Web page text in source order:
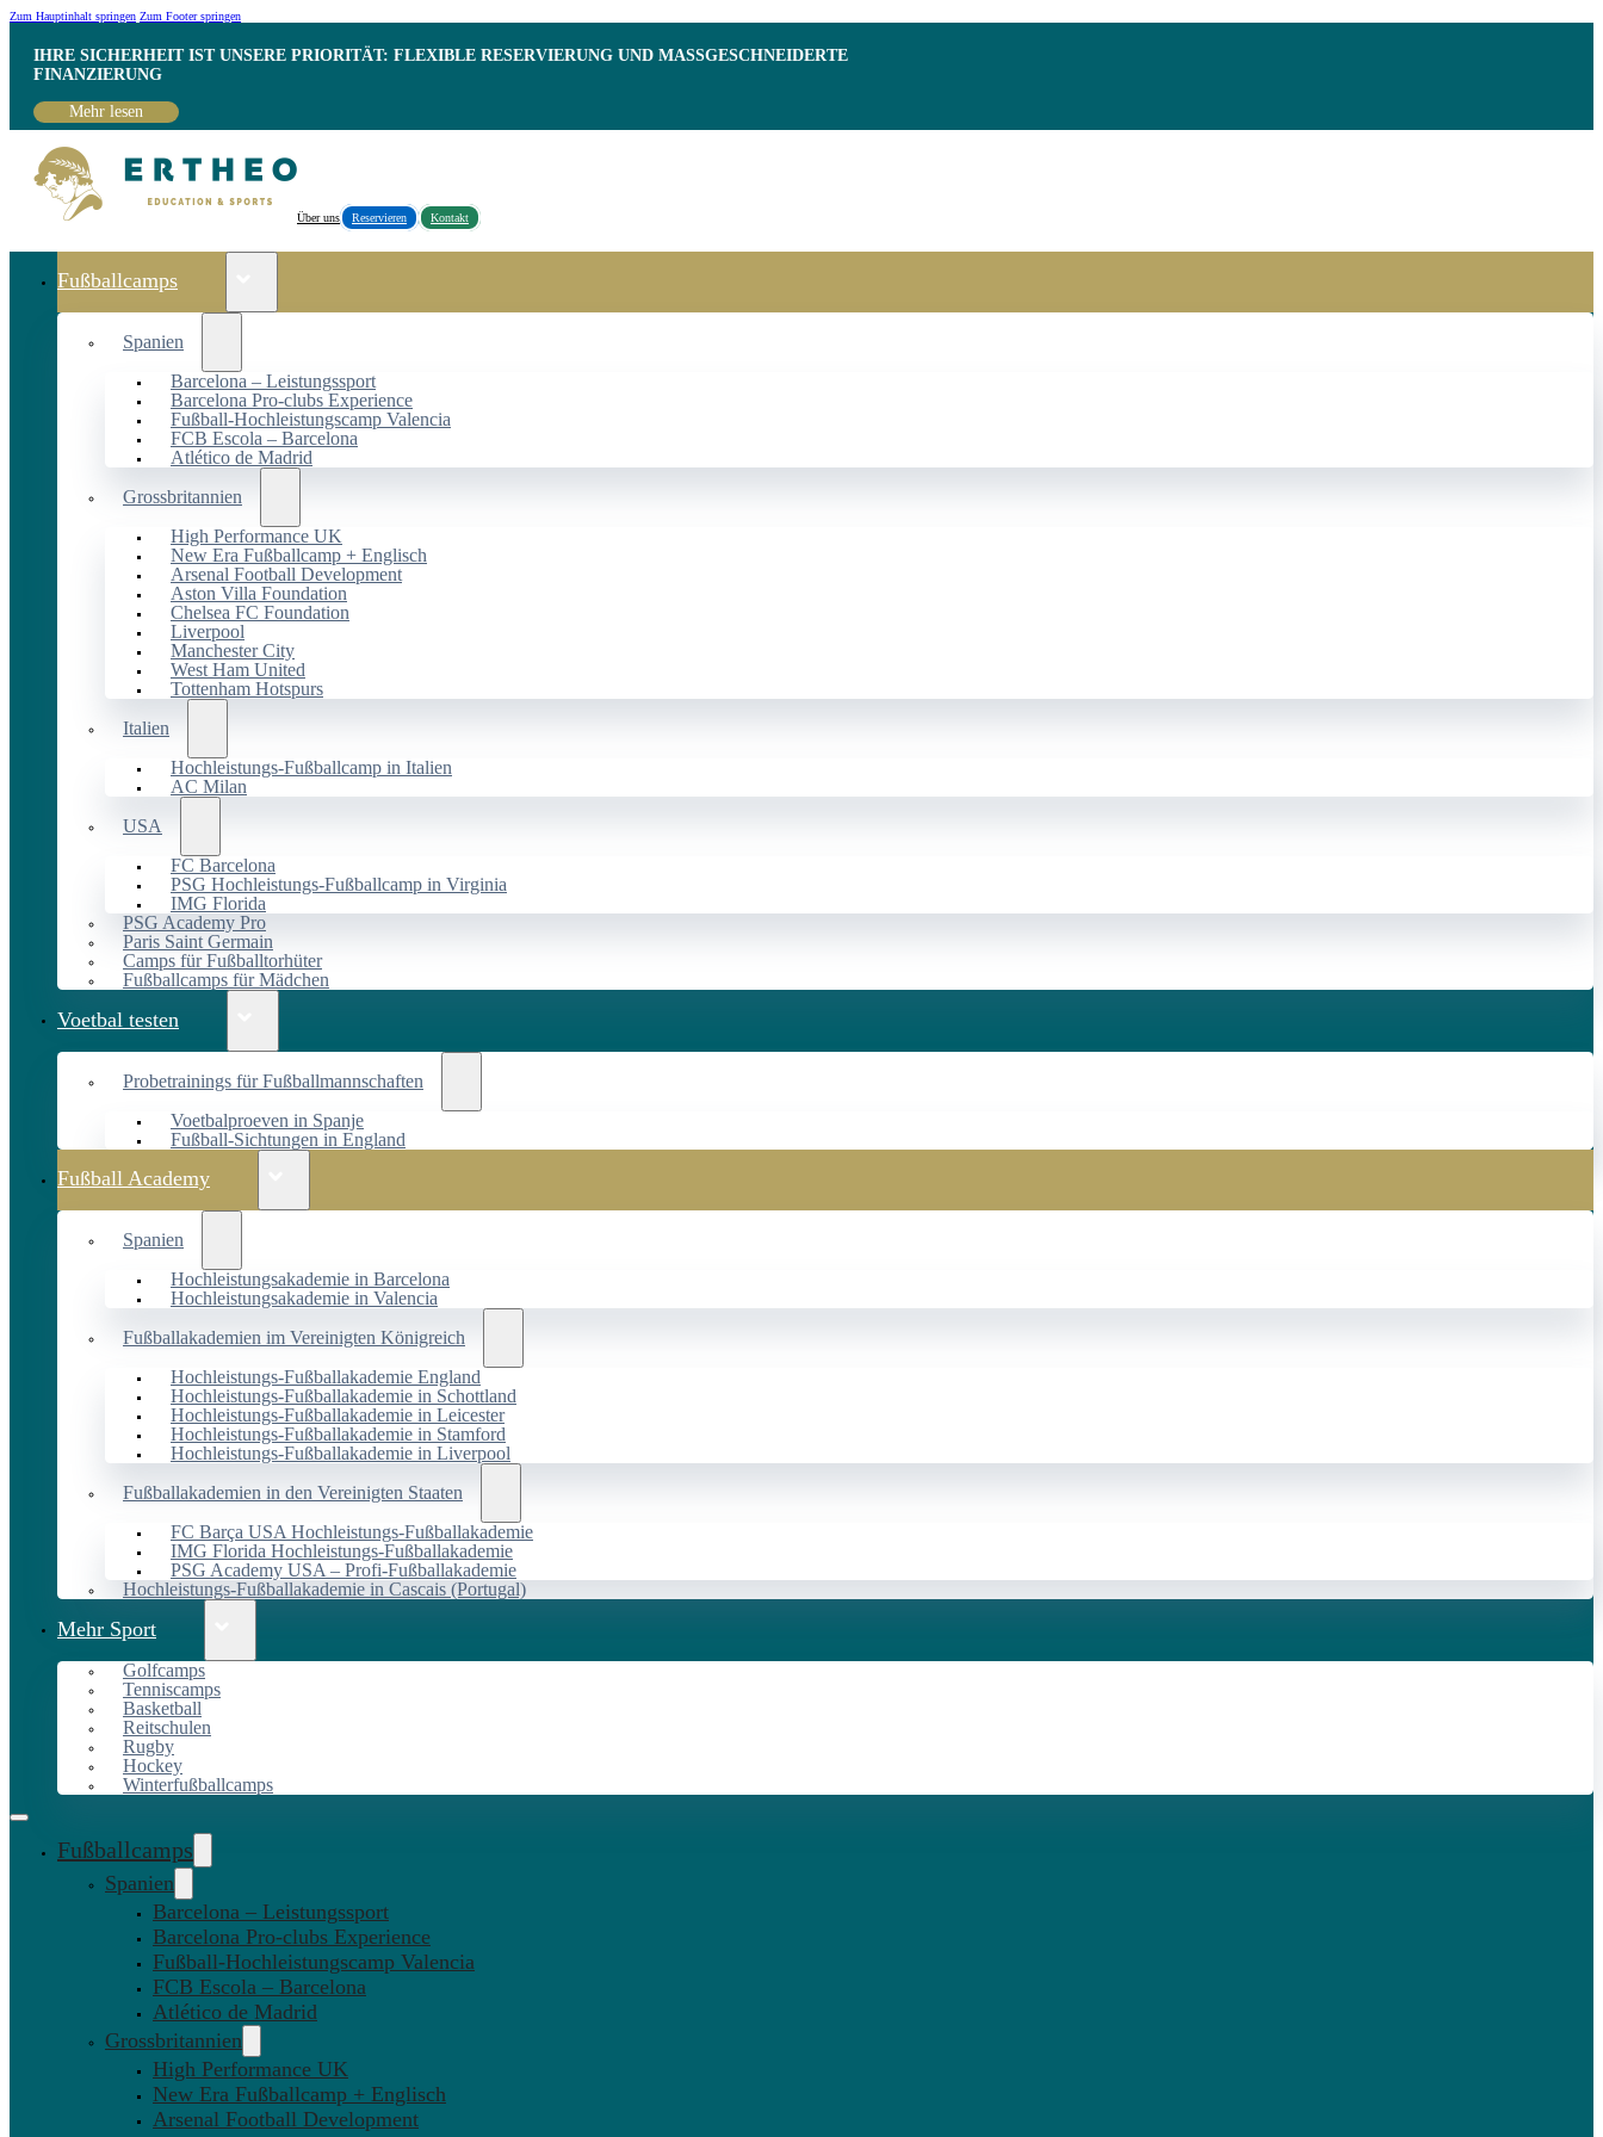
Zum Hauptinhalt springen Zum Footer springen
IHRE SICHERHEIT IST UNSERE PRIORITÄT: FLEXIBLE RESERVIERUNG UND MASSGESCHNEIDERTE F
INANZIERUNG
Mehr lesen
Über uns Reservieren Kontakt
Fußballcamps
Spanien
Barcelona – Leistungssport
Barcelona Pro-clubs Experience
Fußball-Hochleistungscamp Valencia
FCB Escola – Barcelona
Atlético de Madrid
Grossbritannien
High Performance UK
New Era Fußballcamp + Englisch
Arsenal Football Development
Aston Villa Foundation
Chelsea FC Foundation
Liverpool
Manchester City
West Ham United
Tottenham Hotspurs
Italien
Hochleistungs-Fußballcamp in Italien
AC Milan
USA
FC Barcelona
PSG Hochleistungs-Fußballcamp in Virginia
IMG Florida
PSG Academy Pro
Paris Saint Germain
Camps für Fußballtorhüter
Fußballcamps für Mädchen
Voetbal testen
Probetrainings für Fußballmannschaften
Voetbalproeven in Spanje
Fußball-Sichtungen in England
Fußball Academy
Spanien
Hochleistungsakademie in Barcelona
Hochleistungsakademie in Valencia
Fußballakademien im Vereinigten Königreich
Hochleistungs-Fußballakademie England
Hochleistungs-Fußballakademie in Schottland
Hochleistungs-Fußballakademie in Leicester
Hochleistungs-Fußballakademie in Stamford
Hochleistungs-Fußballakademie in Liverpool
Fußballakademien in den Vereinigten Staaten
FC Barça USA Hochleistungs-Fußballakademie
IMG Florida Hochleistungs-Fußballakademie
PSG Academy USA – Profi-Fußballakademie
Hochleistungs-Fußballakademie in Cascais (Portugal)
Mehr Sport
Golfcamps
Tenniscamps
Basketball
Reitschulen
Rugby
Hockey
Winterfußballcamps
Fußballcamps
Spanien
Barcelona – Leistungssport
Barcelona Pro-clubs Experience
Fußball-Hochleistungscamp Valencia
FCB Escola – Barcelona
Atlético de Madrid
Grossbritannien
High Performance UK
New Era Fußballcamp + Englisch
Arsenal Football Development